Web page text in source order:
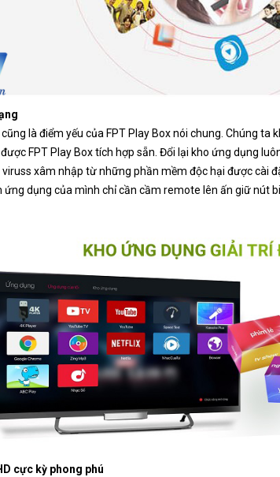
là điểm yếu của FPT Play Box nói chung. Chúng
FPT Play Box tích hợp sẵn. Đổi lại kho ứng dụng
xâm nhập từ những phần mềm độc hại được cài
ứng dụng của mình chỉ cần cầm remote lên ấn giữ nút
cực kỳ phong phú